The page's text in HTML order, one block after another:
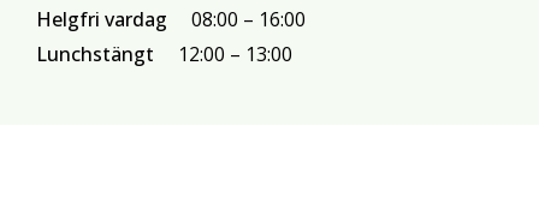
Helgfri vardag 08:00
16:00
Lunchstängt
12:00 13:00